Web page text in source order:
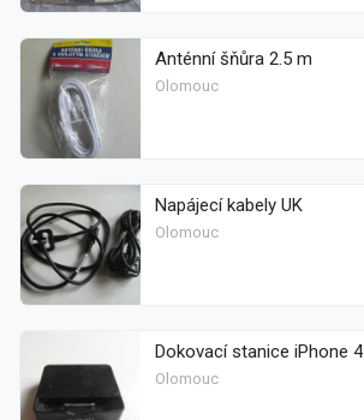
Anténní šňůra 2.5 m
Olomouc
Napájecí kabely UK
Olomouc
Dokovací stanice iPhone 4
Olomouc